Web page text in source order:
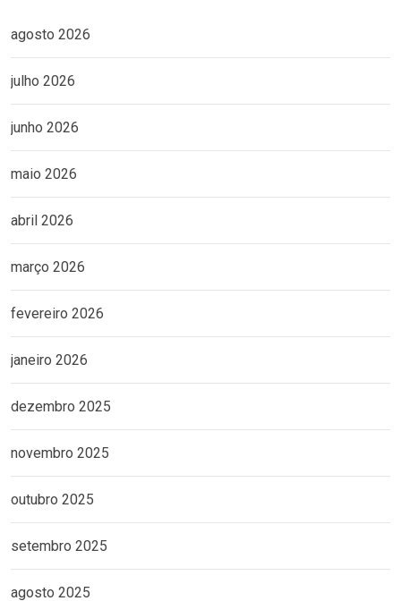
agosto 2026
julho 2026
junho 2026
maio 2026
abril 2026
março 2026
fevereiro 2026
janeiro 2026
dezembro 2025
novembro 2025
outubro 2025
setembro 2025
agosto 2025